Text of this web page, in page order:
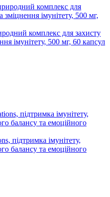
комплекс для захисту
імунітету, 500 мг, 60 капсул
підтримка імунітету,
балансу та емоційного